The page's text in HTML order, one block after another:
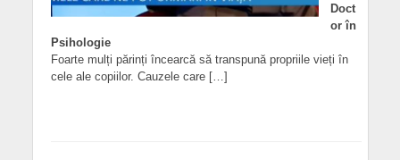
Doct
or în
Psihologie
Foarte mulți părinți încearcă să transpună propriile vieți în
cele ale copiilor. Cauzele care […]